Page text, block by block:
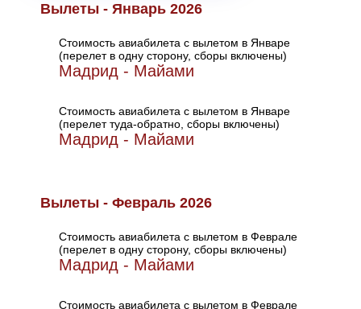
Вылеты - Январь 2026
Стоимость авиабилета с вылетом в Январе
(перелет в одну сторону, сборы включены)
Мадрид - Майами
Стоимость авиабилета с вылетом в Январе
(перелет туда-обратно, сборы включены)
Мадрид - Майами
Вылеты - Февраль 2026
Стоимость авиабилета с вылетом в Феврале
(перелет в одну сторону, сборы включены)
Мадрид - Майами
Стоимость авиабилета с вылетом в Феврале